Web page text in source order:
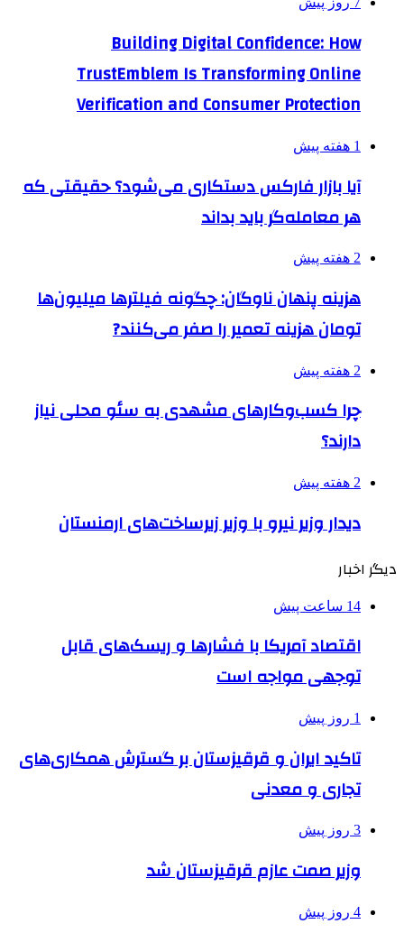
Building Digital Confidence: How
TrustEmblem Is Transforming Online
Verification and Consumer Protection
1 هفته پیش
آیا بازار فارکس دستکاری می‌شود؟ حقیقتی که
هر معامله‌گر باید بداند
2 هفته پیش
هزینه پنهان ناوگان: چگونه فیلترها میلیون‌ها
تومان هزینه تعمیر را صفر می‌کنند?
2 هفته پیش
چرا کسب‌وکارهای مشهدی به سئو محلی نیاز
دارند؟
2 هفته پیش
دیدار وزیر نیرو با وزیر زیرساخت‌های ارمنستان
دیگر اخبار
14 ساعت پیش
اقتصاد آمریکا با فشارها و ریسک‌های قابل
توجهی مواجه است
1 روز پیش
تاکید ایران و قرقیزستان بر گسترش همکاری‌های
تجاری و معدنی
3 روز پیش
وزیر صمت عازم قرقیزستان شد
4 روز پیش